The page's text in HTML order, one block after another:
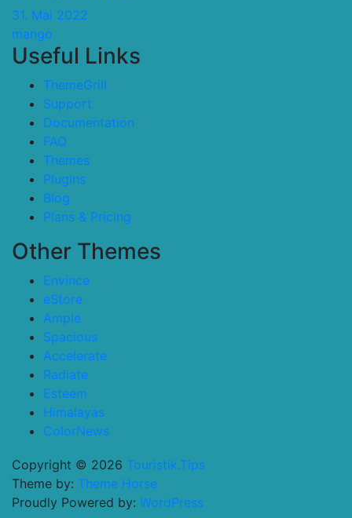
31. Mai 2022
mango
Useful Links
ThemeGrill
Support
Documentation
FAQ
Themes
Plugins
Blog
Plans & Pricing
Other Themes
Envince
eStore
Ample
Spacious
Accelerate
Radiate
Esteem
Himalayas
ColorNews
Copyright © 2026 Touristik.Tips
Theme by: Theme Horse
Proudly Powered by: WordPress